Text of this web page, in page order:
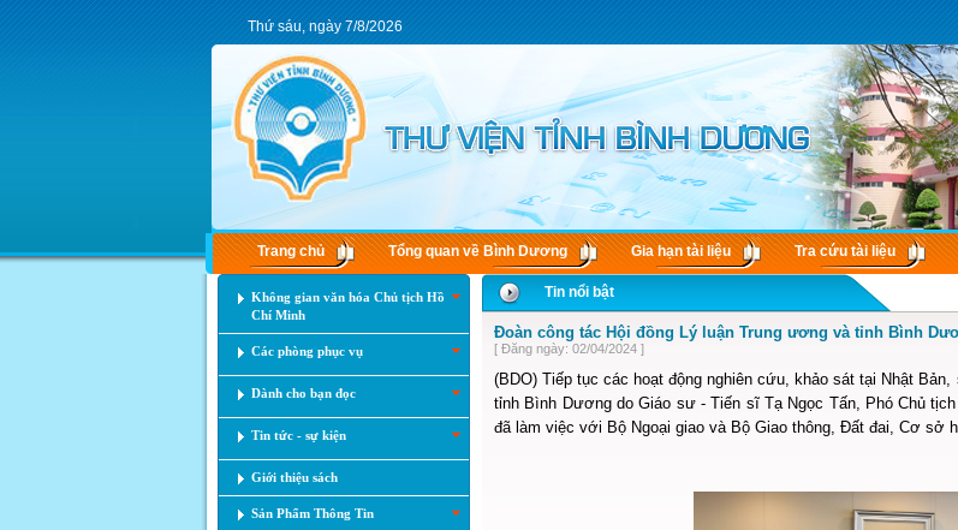
Thứ sáu, ngày 7/8/2026
Trang chủ Tổng quan về Bình Dương Gia hạn tài liệu Tra cứu tài liệu
Không gian văn hóa Chủ tịch Hồ
Chí Minh
Các phòng phục vụ
Dành cho bạn đọc
Tin tức - sự kiện
Giới thiệu sách
Sản Phẩm Thông Tin
Tin nổi bật
Đoàn công tác Hội đồng Lý luận Trung ương và tỉnh Bình
[ Đăng ngày: 02/04/2024 ]
(BDO) Tiếp tục các hoạt động nghiên cứu, khảo sát tại Nhật
tỉnh Bình Dương do Giáo sư - Tiến sĩ Tạ Ngọc Tấn, Phó Chủ
đã làm việc với Bộ Ngoại giao và Bộ Giao thông, Đất đai, Cơ sở